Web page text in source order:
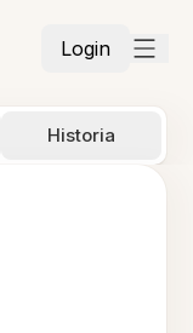
Login
Historia